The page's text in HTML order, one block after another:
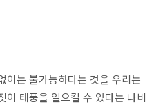
이는 불가능하다는 것을 우리는
이 태풍을 일으킬 수 있다는 나비